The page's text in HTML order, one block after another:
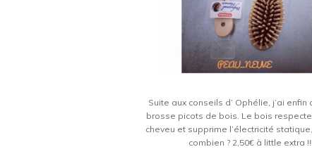
Suite aux conseils d’ Ophélie, j’ai enfin
brosse picots de bois. Le bois
cheveu et supprime l’électricité
combien ? 2,50€ à little extra !!!